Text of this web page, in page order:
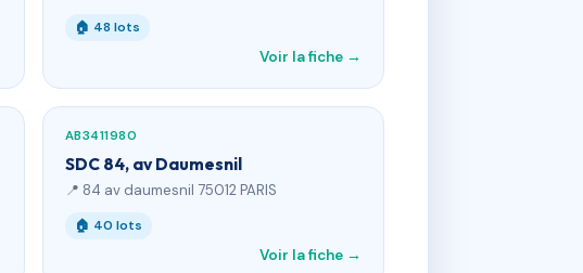
🏠 48 lots
Voir la fiche →
AB3411980
SDC 84, av Daumesnil
📍 84 av daumesnil 75012 PARIS
🏠 40 lots
Voir la fiche →